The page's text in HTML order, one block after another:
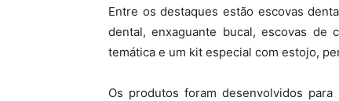
Entre os destaques estão escovas
dental, enxaguante bucal, escovas de
temática e um kit especial com estojo,
Os produtos foram desenvolvidos